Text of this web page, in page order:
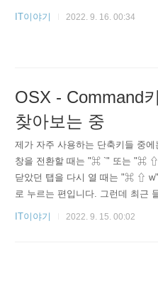
IT이야기 2022. 9. 16. 00:34
OSX - Command
찾아보는 중
제가 자주 사용하는 단축키들 중
창을 전환할 때는 "⌘ `" 또는 "⌘
닫았던 탭을 다시 열 때는 "⌘ ⇧
로 누르는 편입니다. 그런데 최근
한 느낌이 들었습니다. 최근 야근
IT이야기 2022. 9. 15. 00:02